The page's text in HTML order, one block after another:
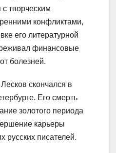
с творческим
конфликтами,
его литературной
финансовые
болезней.
скончался в
Его смерть
золотого периода
карьеры
русских писателей.